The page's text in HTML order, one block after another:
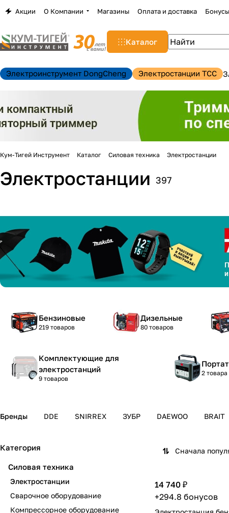
Акции О Компании Магазины Оплата и доставка Бонусы
Каталог
Электроинструмент DongCheng Электростанции TCC
Кум-Тигей Инструмент Каталог Силовая техника Электростанции
Электростанции 397
Бензиновые
219 товаров
Дизельные
80 товаров
Комплектующие для
электростанций
9 товаров
2 товара
Бренды DDE SNIRREX ЗУБР DAEWOO BRAIT
Сначала
14 740 ₽
+294.8 бонусов
Категория
Силовая техника
Электростанции
Сварочное оборудование
Компрессорное оборудование